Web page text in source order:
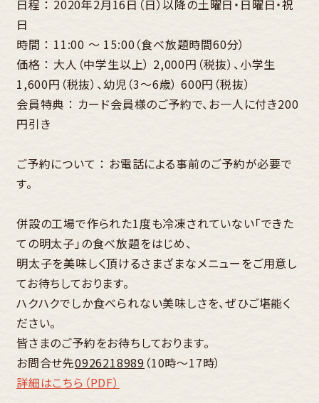
日程 ： 2020年2月16日（日）以降の土曜日・日曜日・祝
日
時間 ： 11:00 〜 15:00（食べ放題時間60分）
価格 ： 大人（中学生以上） 2,000円（税抜）、小学生
1,600円（税抜）、幼児（3〜6歳） 600円（税抜）
会員特典 ： カード会員様のご予約で、お一人に付き200
円引き
ご予約について ： お電話による事前のご予約が必要で
す。
併設の工場で作られた1度も冷凍されていない「できた
ての明太子」の食べ放題をはじめ、
明太子を美味しく頂けるさまざまなメニューをご用意し
てお待ちしております。
ハクハクでしか食べられない美味しさを、ぜひご堪能く
ださい。
皆さまのご予約をお待ちしております。
お問合せ先0926218989 （10時～17時）
詳細はこちら（PDF）